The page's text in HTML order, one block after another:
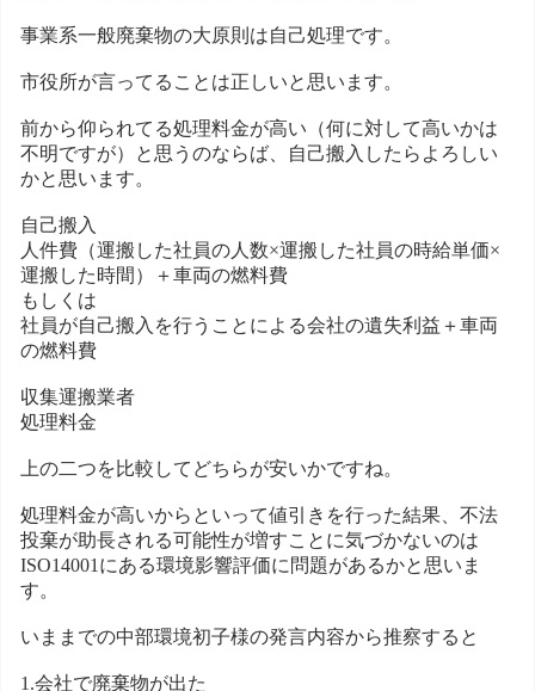
事業系一般廃棄物の大原則は自己処理です。
市役所が言ってることは正しいと思います。
前から仰られてる処理料金が高い（何に対して高いかは
不明ですが）と思うのならば、自己搬入したらよろしい
かと思います。
自己搬入
人件費（運搬した社員の人数×運搬した社員の時給単価×
運搬した時間）＋車両の燃料費
もしくは
社員が自己搬入を行うことによる会社の遺失利益＋車両
の燃料費
収集運搬業者
処理料金
上の二つを比較してどちらが安いかですね。
処理料金が高いからといって値引きを行った結果、不法
投棄が助長される可能性が増すことに気づかないのは
ISO14001にある環境影響評価に問題があるかと思いま
す。
いままでの中部環境初子様の発言内容から推察すると
1.会社で廃棄物が出た